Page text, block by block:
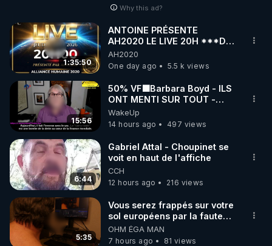
Why this ad?
1:35:50
ANTOINE PRÉSENTE
AH2020 LE LIVE 20H ***DU
06/08/2026***
AH2020
One day ago
5.5 k views
15:56
50% VF🟩Barbara Boyd - ILS
ONT MENTI SUR TOUT -
Jocelyne Traduction
WakeUp
14 hours ago
497 views
6:44
Gabriel Attal - Choupinet se
voit en haut de l'affiche
CCH
12 hours ago
216 views
5:35
Vous serez frappés sur votre
sol européens par la faute
des dirigeants qui s'en
mettent dans le nez
OHM ÉGA MAN
7 hours ago
81 views